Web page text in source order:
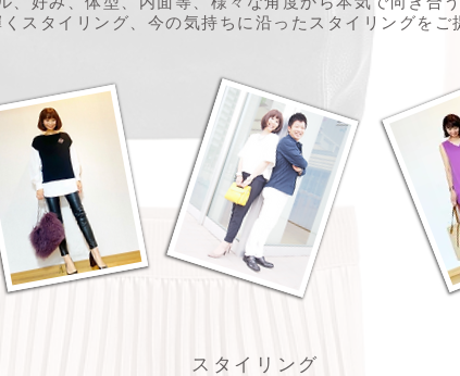
スタイリング、今の気持ちに沿ったスタイリングをご
スタイリング